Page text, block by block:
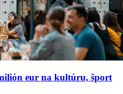
eur na kultúru, šport